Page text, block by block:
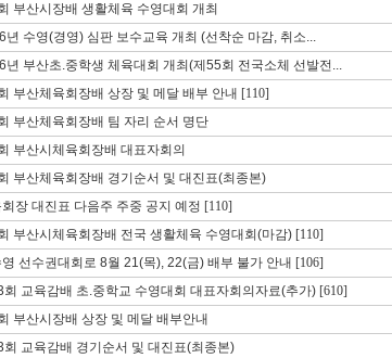
부산시장배 생활체육 수영대회 개최
년 수영(경영) 심판 보수교육 개최 (선착순 마감, 취소...
년 부산초.중학생 체육대회 개최(제55회 전국소체 선발전...
부산체육회장배 상장 및 메달 배부 안내 [110]
부산체육회장배 팀 자리 순서 명단
부산시체육회장배 대표자회의
부산체육회장배 경기순서 및 대진표(최종본)
장 대진표 다음주 주중 공지 예정 [110]
부산시체육회장배 전국 생활체육 수영대회(마감)[110]
영 선수권대회로 8월 21(목), 22(금) 배부 불가 안내 [106]
회 교육감배 초.중학교 수영대회 대표자회의자료(추가)[610]
부산시장배 상장 및 메달 배부안내
회 교육감배 경기순서 및 대진표(최종본)